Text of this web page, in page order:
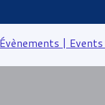
Évènements | Events